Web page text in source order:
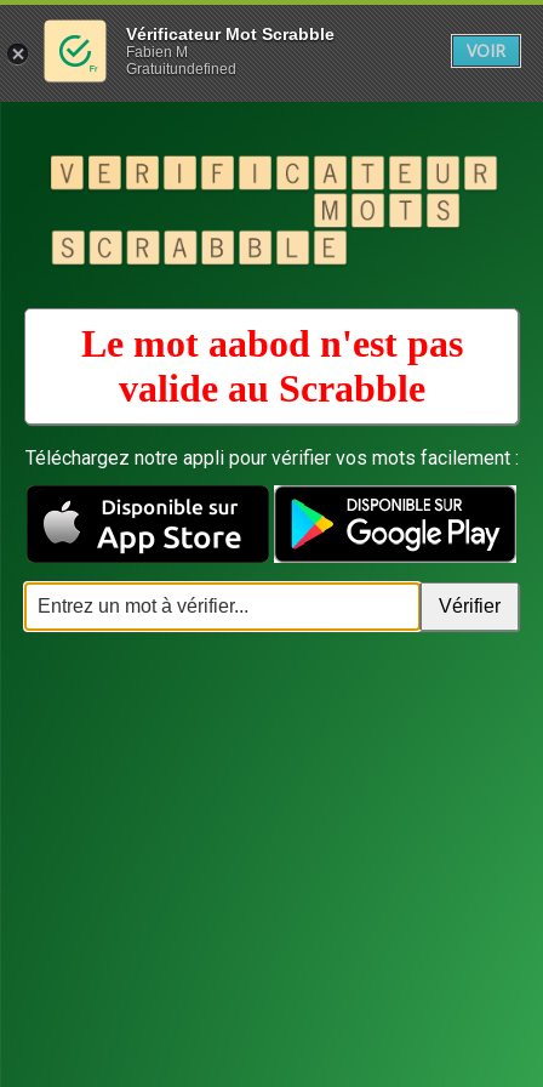
Le mot aabod n'est pas
valide au Scrabble
Téléchargez notre appli pour vérifier vos mots facilement :
Vérificateur Mot Scrabble
Fabien M
Gratuitundefined
VOIR